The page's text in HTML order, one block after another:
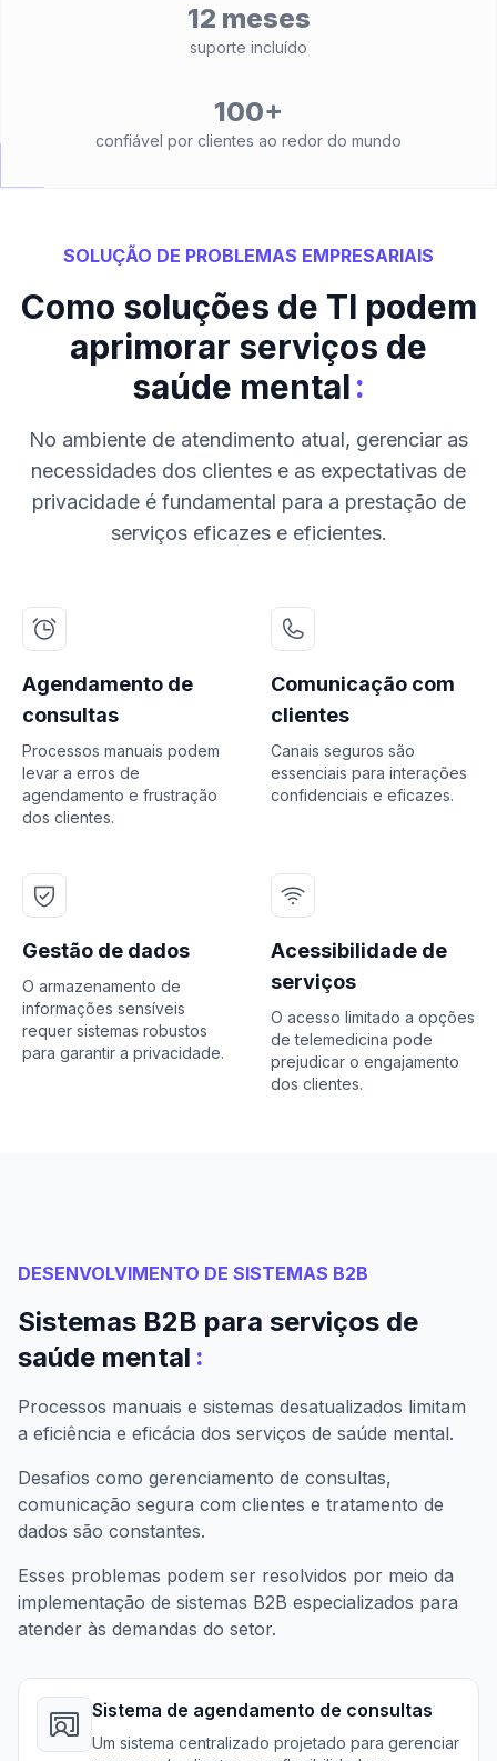
12 meses
suporte incluído
100+
confiável por clientes ao redor do mundo
SOLUÇÃO DE PROBLEMAS EMPRESARIAIS
Como soluções de TI podem
aprimorar serviços de
saúde mental:
No ambiente de atendimento atual, gerenciar as
necessidades dos clientes e as expectativas de
privacidade é fundamental para a prestação de
serviços eficazes e eficientes.
Agendamento de
consultas
Processos manuais podem
levar a erros de
agendamento e frustração
dos clientes.
Comunicação com
clientes
Canais seguros são
essenciais para interações
confidenciais e eficazes.
Gestão de dados
O armazenamento de
informações sensíveis
requer sistemas robustos
para garantir a privacidade.
Acessibilidade de
serviços
O acesso limitado a opções
de telemedicina pode
prejudicar o engajamento
dos clientes.
DESENVOLVIMENTO DE SISTEMAS B2B
Sistemas B2B para serviços de
saúde mental :
Processos manuais e sistemas desatualizados limitam
a eficiência e eficácia dos serviços de saúde mental.
Desafios como gerenciamento de consultas,
comunicação segura com clientes e tratamento de
dados são constantes.
Esses problemas podem ser resolvidos por meio da
implementação de sistemas B2B especializados para
atender às demandas do setor.
Sistema de agendamento de consultas
Um sistema centralizado projetado para gerenciar